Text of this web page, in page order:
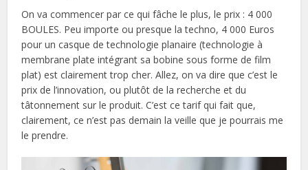
On va commencer par ce qui fâche le plus, le prix : 4 000
BOULES. Peu importe ou presque la techno, 4 000 Euros
pour un casque de technologie planaire (technologie à
membrane plate intégrant sa bobine sous forme de film
plat) est clairement trop cher. Allez, on va dire que c’est le
prix de l’innovation, ou plutôt de la recherche et du
tâtonnement sur le produit. C’est ce tarif qui fait que,
clairement, ce n’est pas demain la veille que je pourrais me
le prendre.